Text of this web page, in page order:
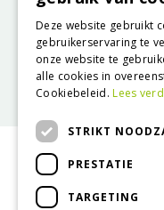
Deze website gebruikt
gebruikerservaring te
onze website te
alle cookies in
Cookiebeleid.Lees
STRIKT
PRESTATIE
TARGETING